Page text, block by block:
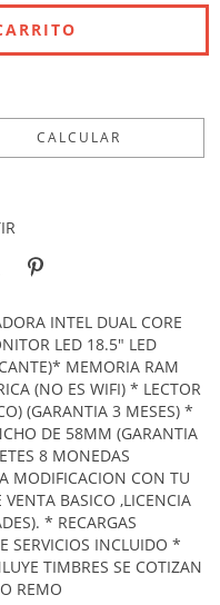
CALCULAR
INTEL DUAL CORE
LED 18.5" LED
MEMORIA RAM
(NO ES WIFI) * LECTOR
(GARANTIA 3 MESES) *
DE 58MM (GARANTIA
8 MONEDAS
MODIFICACION CON TU
BASICO ,LICENCIA
* RECARGAS
SERVICIOS INCLUIDO *
TIMBRES SE COTIZAN
REMO